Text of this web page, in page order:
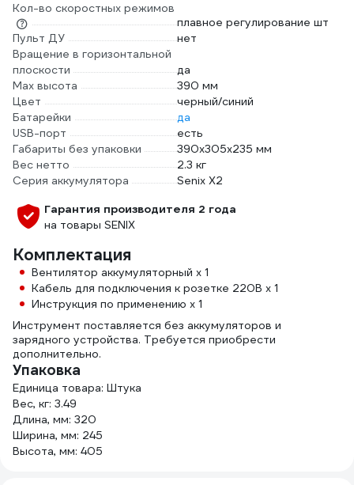
Кол-во скоростных режимов
плавное регулирование шт
Пульт ДУ
нет
Вращение в горизонтальной
плоскости
да
Max высота
390 мм
Цвет
черный/синий
Батарейки
да
USB-порт
есть
Габариты без упаковки
390х305х235 мм
Вес нетто
2.3 кг
Серия аккумулятора
Senix X2
Гарантия производителя 2 года
на товары SENIX
Комплектация
Вентилятор аккумуляторный x 1
Кабель для подключения к розетке 220В х 1
Инструкция по применению x 1
Инструмент поставляется без аккумуляторов и
зарядного устройства. Требуется приобрести
дополнительно.
Упаковка
Единица товара: Штука
Вес, кг: 3.49
Длина, мм: 320
Ширина, мм: 245
Высота, мм: 405